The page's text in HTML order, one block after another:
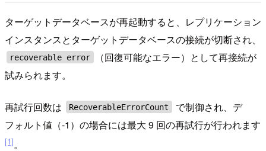
ターゲットデータベースが再起動すると、レプリケーション
インスタンスとターゲットデータベースの接続が切断され、
recoverable error
（回復可能なエラー）として再接続が
試みられます。
再試行回数は RecoverableErrorCount
で制御され、デ
フォルト値（-1）の場合には最大 9 回の再試行が行われます
[1]。